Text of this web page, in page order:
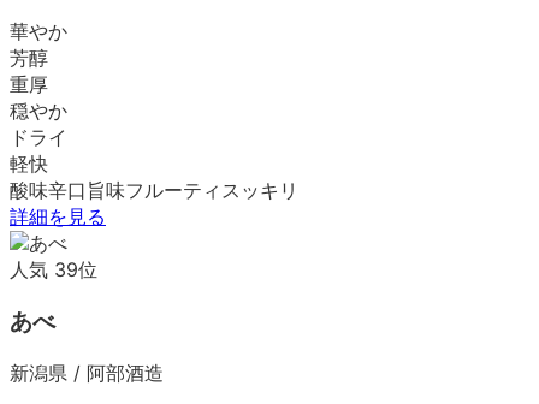
華やか
芳醇
重厚
穏やか
ドライ
軽快
酸味辛口 旨味フルーティ スッキリ
詳細を見る
人気 39位
あべ
新潟県 / 阿部酒造